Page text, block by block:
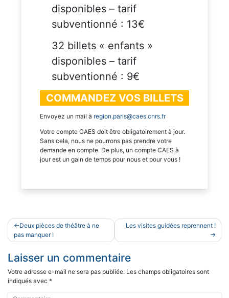
disponibles – tarif
subventionné : 13€
32 billets « enfants »
disponibles – tarif
subventionné : 9€
COMMANDEZ VOS BILLETS
Envoyez un mail à region.paris@caes.cnrs.fr
Votre compte CAES doit être obligatoirement à jour.
Sans cela, nous ne pourrons pas prendre votre
demande en compte. De plus, un compte CAES à
jour est un gain de temps pour nous et pour vous !
Navigation
de
l’article
Deux pièces de théâtre à ne
pas manquer !
Les visites guidées reprennent !
Laisser un commentaire
Votre adresse e-mail ne sera pas publiée. Les champs obligatoires sont
indiqués avec *